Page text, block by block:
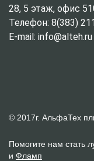
28, 5 этаж, офис
Телефон: 8(383)
E-mail: info@alteh.ru
© 2017г. АльфаТех
Помогите нам стать
и Фламп